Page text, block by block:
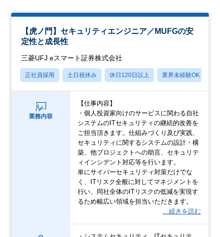
【虎ノ門】セキュリティエンジニア／MUFGの安
定性と成長性
三菱UFJ eスマート証券株式会社
正社員採用 土日祝休み 休日120日以上 業界未経験OK
業務内容
【仕事内容】
・個人投資家向けのサービスに関わる自社
システムのITセキュリティの継続的改善を
ご担当頂きます。仕組みづくり及び実践、
セキュリティに関するシステムの設計・構
築、他プロジェクトへの助言、セキュリテ
ィインシデント対応等を行います。
単にサイバーセキュリティ対策だけでな
く、ITリスク全般に対してマネジメントを
行い、同社全体のITリスクの低減を実現す
るため幅広い領域を担当いただきます。
…続きを読む